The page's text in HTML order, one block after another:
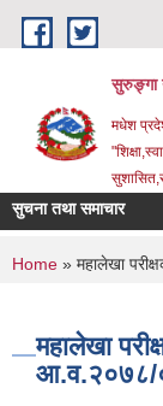
Skip to main content
सुरुङ्‍गा
मधेश
सुचना तथा समाचार
You are
Home » महालेखा
महालेखा
आ.व.२०७८/